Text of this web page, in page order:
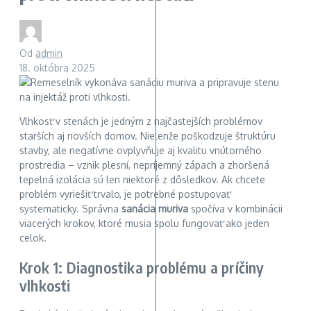
Od admin
18. októbra 2025
Vlhkosť v stenách je jedným z najčastejších problémov
starších aj novších domov. Nielenže poškodzuje štruktúru
stavby, ale negatívne ovplyvňuje aj kvalitu vnútorného
prostredia – vznik plesní, nepríjemný zápach a zhoršená
tepelná izolácia sú len niektoré z dôsledkov. Ak chcete
problém vyriešiť trvalo, je potrebné postupovať
systematicky. Správna sanácia muriva spočíva v kombinácii
viacerých krokov, ktoré musia spolu fungovať ako jeden
celok.
Krok 1: Diagnostika problému a príčiny
vlhkosti